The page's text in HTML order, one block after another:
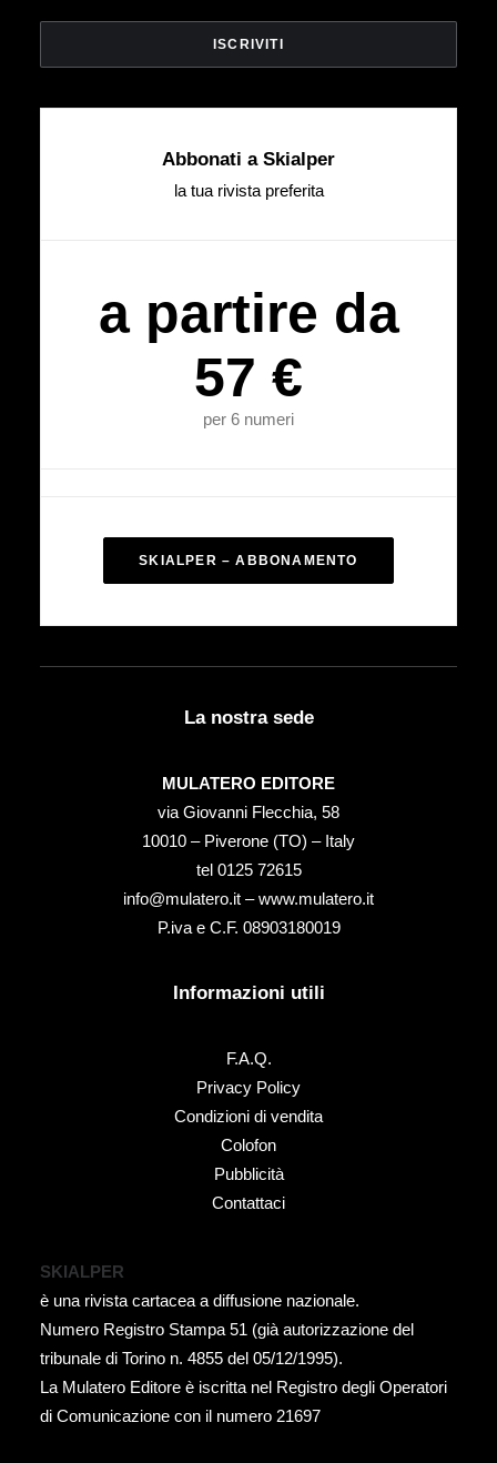
Abbonati a Skialper
la tua rivista preferita
a partire da
57 €
per 6 numeri
SKIALPER – ABBONAMENTO
La nostra sede
MULATERO EDITORE
via Giovanni Flecchia, 58
10010 – Piverone (TO) – Italy
tel ‭0125 72615‬
info@mulatero.it –www.mulatero.it
P.iva e C.F. 08903180019
Informazioni utili
F.A.Q.
Privacy Policy
Condizioni di vendita
Colofon
Pubblicità
Contattaci
SKIALPER
è una rivista cartacea a diffusione nazionale.
Numero Registro Stampa 51 (già autorizzazione del
tribunale di Torino n. 4855 del 05/12/1995).
La Mulatero Editore è iscritta nel Registro degli Operatori
di Comunicazione con il numero 21697